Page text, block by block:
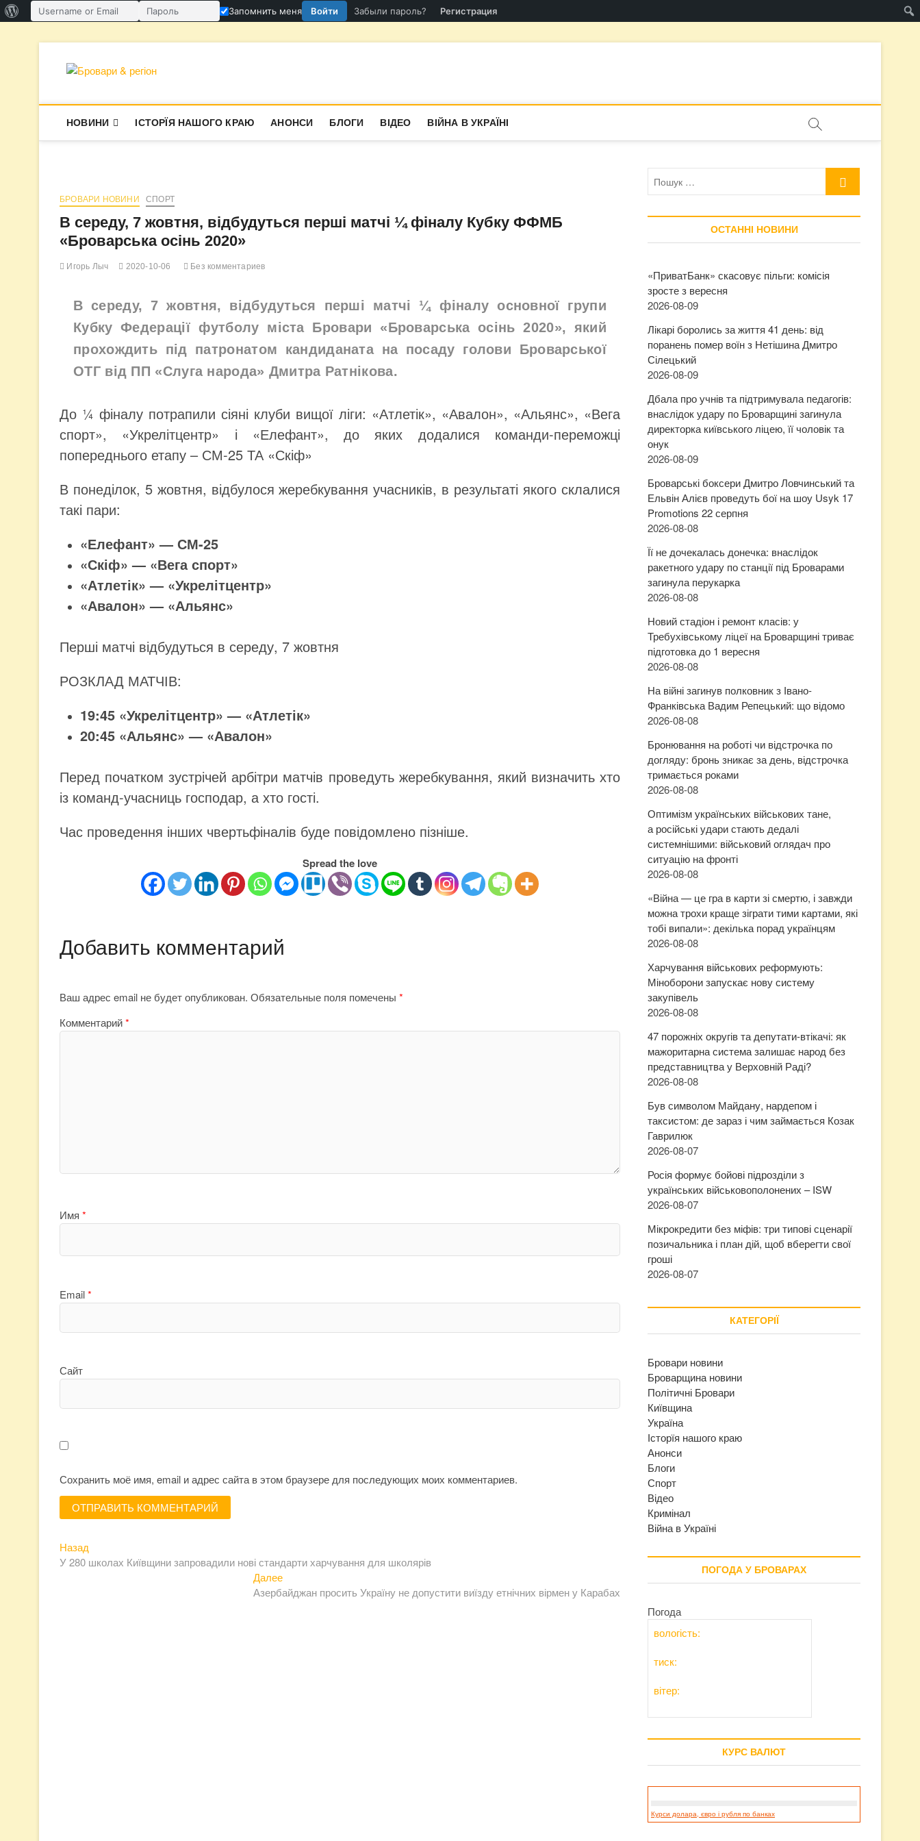
Имя пользователя или email
Пароль
Запомнить меня Войти Забыли пароль? Регистрация
содержимому
НОВИНИ ІСТОРЇЯ НАШОГО КРАЮ АНОНСИ БЛОГИ ВІДЕО ВІЙНА В УКРАЇНІ
БРОВАРИ НОВИНИ СПОРТ
В середу, 7 жовтня, відбудуться перші матчі ¼ фіналу Кубку ФФМБ
«Броварська осінь 2020»
Игорь Лыч 2020-10-06 Без комментариев
В середу, 7 жовтня, відбудуться перші матчі ¼ фіналу основної групи
Кубку Федерації футболу міста Бровари «Броварська осінь 2020», який
прохождить під патронатом кандиданата на посаду голови Броварської
ОТГ від ПП «Слуга народа» Дмитра Ратнікова.
До ¼ фіналу потрапили сіяні клуби вищої ліги: «Атлетік», «Авалон», «Альянс», «Вега
спорт», «Укрелітцентр» і «Елефант», до яких додалися команди-переможці
попереднього етапу – СМ-25 ТА «Скіф»
В понеділок, 5 жовтня, відбулося жеребкування учасників, в результаті якого склалися
такі пари:
«Елефант» — СМ-25
«Скіф» — «Вега спорт»
«Атлетік» — «Укрелітцентр»
«Авалон» — «Альянс»
Перші матчі відбудуться в середу, 7 жовтня
РОЗКЛАД МАТЧІВ:
19:45 «Укрелітцентр» — «Атлетік»
20:45 «Альянс» — «Авалон»
Перед початком зустрічей арбітри матчів проведуть жеребкування, який визначить хто
із команд-учасниць господар, а хто гості.
Час проведення інших чвертьфіналів буде повідомлено пізніше.
Spread the love
Добавить комментарий
Ваш адрес email не будет опубликован. Обязательные поля помечены *
Комментарий*
Имя *
Email*
Сайт
Сохранить моё имя, email и адрес сайта в этом браузере для последующих моих комментариев.
Навигация
по
Назад
запись:
У 280 школах Київщини запровадили нові стандарти харчування для школярів
ДалееСледующая
запись:
Азербайджан просить Україну не допустити виїзду етнічних вірмен у Карабах
ОСТАННІ НОВИНИ
«ПриватБанк» скасовує пільги: комісія
зросте з вересня
2026-08-09
Лікарі боролись за життя 41 день: від
поранень помер воїн з Нетішина Дмитро
Сілецький
2026-08-09
Дбала про учнів та підтримувала педагогів:
внаслідок удару по Броварщині загинула
директорка київського ліцею, її чоловік та
онук
2026-08-09
Броварські боксери Дмитро Ловчинський та
Ельвін Алієв проведуть бої на шоу Usyk 17
Promotions 22 серпня
2026-08-08
Її не дочекалась донечка: внаслідок
ракетного удару по станції під Броварами
загинула перукарка
2026-08-08
Новий стадіон і ремонт класів: у
Требухівському ліцеї на Броварщині триває
підготовка до 1 вересня
2026-08-08
На війні загинув полковник з Івано-
Франківська Вадим Репецький: що відомо
2026-08-08
Бронювання на роботі чи відстрочка по
догляду: бронь зникає за день, відстрочка
тримається роками
2026-08-08
Оптимізм українських військових тане,
а російські удари стають дедалі
системнішими: військовий оглядач про
ситуацію на фронті
2026-08-08
«Війна — це гра в карти зі смертю, і завжди
можна трохи краще зіграти тими картами, які
тобі випали»: декілька порад українцям
2026-08-08
Харчування військових реформують:
Міноборони запускає нову систему
закупівель
2026-08-08
47 порожніх округів та депутати-втікачі: як
мажоритарна система залишає народ без
представництва у Верховній Раді?
2026-08-08
Був символом Майдану, нардепом і
таксистом: де зараз і чим займається Козак
Гаврилюк
2026-08-07
Росія формує бойові підрозділи з
українських військовополонених – ISW
2026-08-07
Мікрокредити без міфів: три типові сценарії
позичальника і план дій, щоб вберегти свої
гроші
2026-08-07
КАТЕГОРІЇ
Бровари новини
Броварщина новини
Політичні Бровари
Київщина
Україна
Історїя нашого краю
Анонси
Блоги
Спорт
Відео
Кримінал
Війна в Україні
ПОГОДА У БРОВАРАХ
Погода
вологість:
тиск:
вітер:
КУРС ВАЛЮТ
Курси долара, євро і рубля по банках